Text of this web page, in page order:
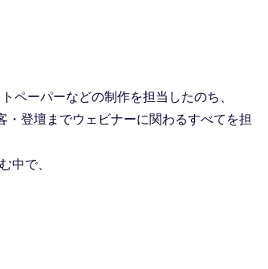
ペーパーなどの制作を担当したのち、
登壇までウェビナーに関わるすべてを担
中で、